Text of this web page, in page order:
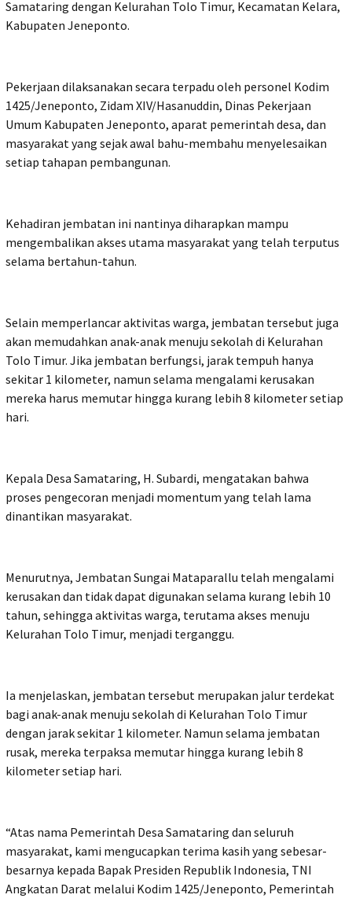
Samataring dengan Kelurahan Tolo Timur, Kecamatan Kelara,
Kabupaten Jeneponto.
Pekerjaan dilaksanakan secara terpadu oleh personel Kodim
1425/Jeneponto, Zidam XIV/Hasanuddin, Dinas Pekerjaan
Umum Kabupaten Jeneponto, aparat pemerintah desa, dan
masyarakat yang sejak awal bahu-membahu menyelesaikan
setiap tahapan pembangunan.
Kehadiran jembatan ini nantinya diharapkan mampu
mengembalikan akses utama masyarakat yang telah terputus
selama bertahun-tahun.
Selain memperlancar aktivitas warga, jembatan tersebut juga
akan memudahkan anak-anak menuju sekolah di Kelurahan
Tolo Timur. Jika jembatan berfungsi, jarak tempuh hanya
sekitar 1 kilometer, namun selama mengalami kerusakan
mereka harus memutar hingga kurang lebih 8 kilometer setiap
hari.
Kepala Desa Samataring, H. Subardi, mengatakan bahwa
proses pengecoran menjadi momentum yang telah lama
dinantikan masyarakat.
Menurutnya, Jembatan Sungai Mataparallu telah mengalami
kerusakan dan tidak dapat digunakan selama kurang lebih 10
tahun, sehingga aktivitas warga, terutama akses menuju
Kelurahan Tolo Timur, menjadi terganggu.
Ia menjelaskan, jembatan tersebut merupakan jalur terdekat
bagi anak-anak menuju sekolah di Kelurahan Tolo Timur
dengan jarak sekitar 1 kilometer. Namun selama jembatan
rusak, mereka terpaksa memutar hingga kurang lebih 8
kilometer setiap hari.
“Atas nama Pemerintah Desa Samataring dan seluruh
masyarakat, kami mengucapkan terima kasih yang sebesar-
besarnya kepada Bapak Presiden Republik Indonesia, TNI
Angkatan Darat melalui Kodim 1425/Jeneponto, Pemerintah